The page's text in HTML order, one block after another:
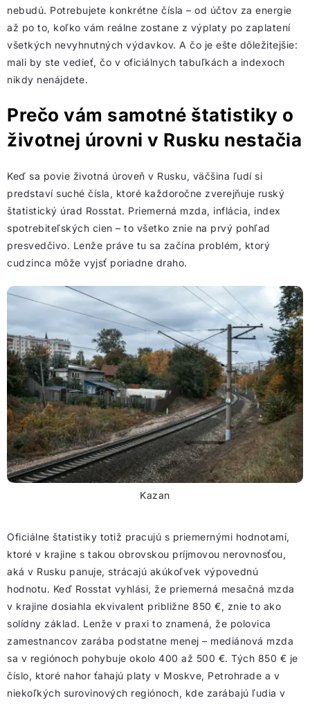
nebudú. Potrebujete konkrétne čísla – od účtov za energie
až po to, koľko vám reálne zostane z výplaty po zaplatení
všetkých nevyhnutných výdavkov. A čo je ešte dôležitejšie:
mali by ste vedieť, čo v oficiálnych tabuľkách a indexoch
nikdy nenájdete.
Prečo vám samotné štatistiky o
životnej úrovni v Rusku nestačia
Keď sa povie životná úroveň v Rusku, väčšina ľudí si
predstaví suché čísla, ktoré každoročne zverejňuje ruský
štatistický úrad Rosstat. Priemerná mzda, inflácia, index
spotrebiteľských cien – to všetko znie na prvý pohľad
presvedčivo. Lenže práve tu sa začína problém, ktorý
cudzinca môže vyjsť poriadne draho.
Kazan
Oficiálne štatistiky totiž pracujú s priemernými hodnotami,
ktoré v krajine s takou obrovskou príjmovou nerovnosťou,
aká v Rusku panuje, strácajú akúkoľvek výpovednú
hodnotu. Keď Rosstat vyhlási, že priemerná mesačná mzda
v krajine dosiahla ekvivalent približne 850 €, znie to ako
solídny základ. Lenže v praxi to znamená, že polovica
zamestnancov zarába podstatne menej – mediánová mzda
sa v regiónoch pohybuje okolo 400 až 500 €. Tých 850 € je
číslo, ktoré nahor ťahajú platy v Moskve, Petrohrade a v
niekoľkých surovinových regiónoch, kde zarábajú ľudia v